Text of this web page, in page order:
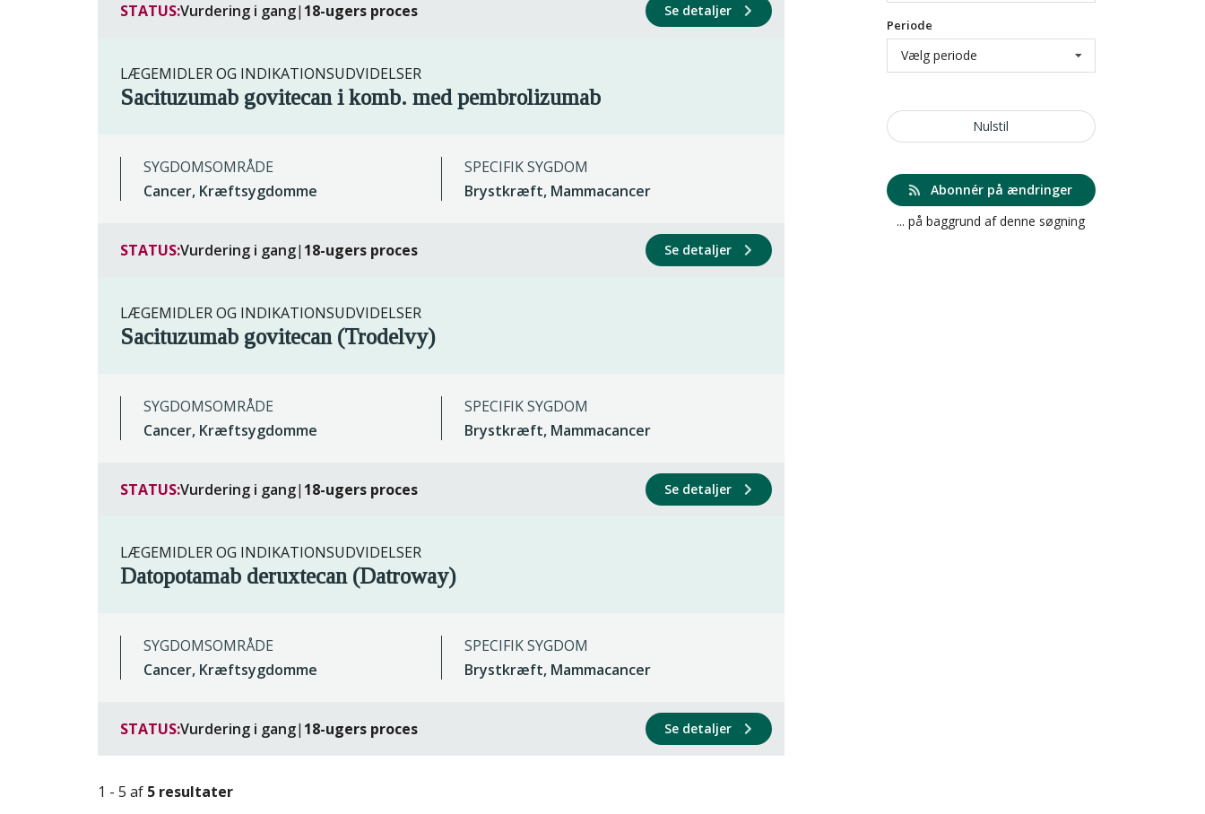
STATUS:Vurdering i gang| 18-ugers proces Se detaljer
LÆGEMIDLER OG INDIKATIONSUDVIDELSER
Sacituzumab govitecan i komb. med pembrolizumab
SYGDOMSOMRÅDE
Cancer, Kræftsygdomme
SPECIFIK SYGDOM
Brystkræft, Mammacancer
STATUS:Vurdering i gang| 18-ugers proces Se detaljer
LÆGEMIDLER OG INDIKATIONSUDVIDELSER
Sacituzumab govitecan (Trodelvy)
SYGDOMSOMRÅDE
Cancer, Kræftsygdomme
SPECIFIK SYGDOM
Brystkræft, Mammacancer
STATUS:Vurdering i gang| 18-ugers proces Se detaljer
LÆGEMIDLER OG INDIKATIONSUDVIDELSER
Datopotamab deruxtecan (Datroway)
SYGDOMSOMRÅDE
Cancer, Kræftsygdomme
SPECIFIK SYGDOM
Brystkræft, Mammacancer
STATUS:Vurdering i gang| 18-ugers proces Se detaljer
1 - 5 af 5 resultater
Periode
Vælg periode
Nulstil
Abonnér på ændringer
... på baggrund af denne søgning